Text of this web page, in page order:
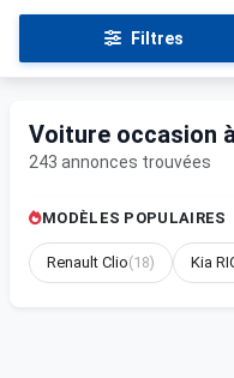
Filtres
Voiture occasion
243 annonces trouvées
MODÈLES POPULAIRES
Renault Clio(18) Kia